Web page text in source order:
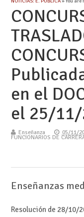
en el
el 25/
Enseñanza 05/11/
FUNCIONARIOS DE
Enseñanzas
Resolución de 28/10/